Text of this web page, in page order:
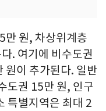
만 원, 차상위계층
. 여기에 비수도권
원이 추가된다. 일반
도권 15만 원, 인구
특별지역은 최대 2